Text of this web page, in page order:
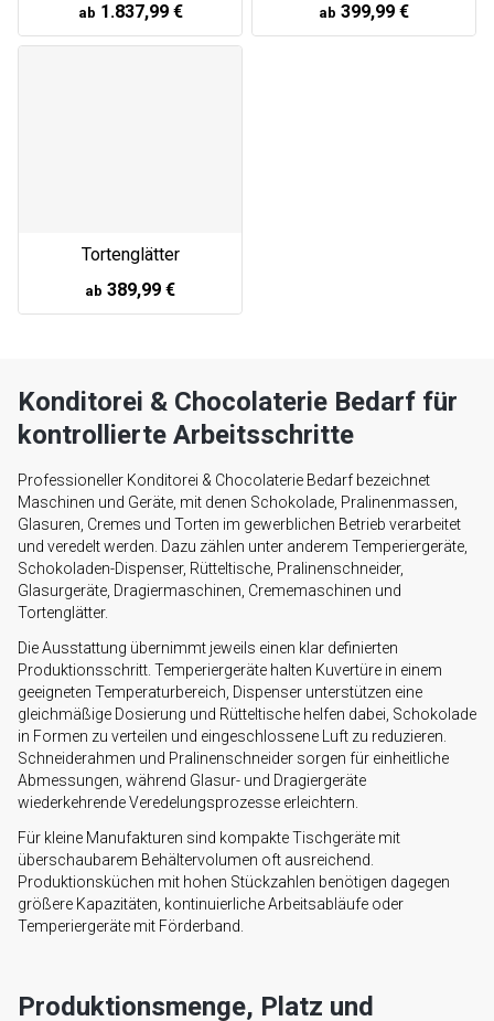
ab 1.837,99 € ab 399,99 €
Tortenglätter
ab 389,99 €
Konditorei & Chocolaterie Bedarf für
kontrollierte Arbeitsschritte
Professioneller Konditorei & Chocolaterie Bedarf bezeichnet
Maschinen und Geräte, mit denen Schokolade, Pralinenmassen,
Glasuren, Cremes und Torten im gewerblichen Betrieb verarbeitet
und veredelt werden. Dazu zählen unter anderem Temperiergeräte,
Schokoladen-Dispenser, Rütteltische, Pralinenschneider,
Glasurgeräte, Dragiermaschinen, Crememaschinen und
Tortenglätter.
Die Ausstattung übernimmt jeweils einen klar definierten
Produktionsschritt. Temperiergeräte halten Kuvertüre in einem
geeigneten Temperaturbereich, Dispenser unterstützen eine
gleichmäßige Dosierung und Rütteltische helfen dabei, Schokolade
in Formen zu verteilen und eingeschlossene Luft zu reduzieren.
Schneiderahmen und Pralinenschneider sorgen für einheitliche
Abmessungen, während Glasur- und Dragiergeräte
wiederkehrende Veredelungsprozesse erleichtern.
Für kleine Manufakturen sind kompakte Tischgeräte mit
überschaubarem Behältervolumen oft ausreichend.
Produktionsküchen mit hohen Stückzahlen benötigen dagegen
größere Kapazitäten, kontinuierliche Arbeitsabläufe oder
Temperiergeräte mit Förderband.
Produktionsmenge, Platz und